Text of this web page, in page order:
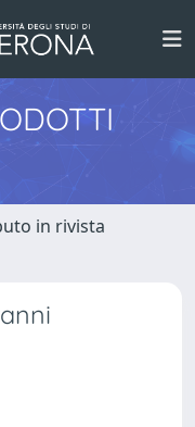
in rivista